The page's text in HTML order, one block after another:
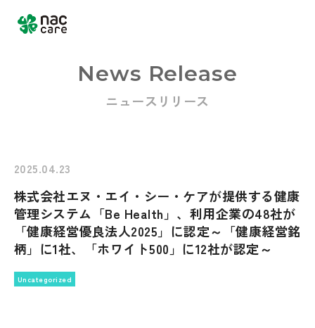
About us
Services & Products
News Release
ニュースリリース
2025.04.23
株式会社エヌ・エイ・シー・ケアが提供する健康
管理システム「Be Health」、利用企業の48社が
「健康経営優良法人2025」に認定～「健康経営銘
柄」に1社、「ホワイト500」に12社が認定～
Uncategorized